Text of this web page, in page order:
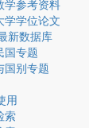
学参考资料
学学位论文
新数据库
国专题
国别专题
用
索